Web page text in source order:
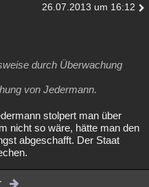
26.07.2013 um 16:12
durch Überwachung
von Jedermann.
stolpert man über
nicht so wäre, hätte man den
abgeschafft. Der Staat